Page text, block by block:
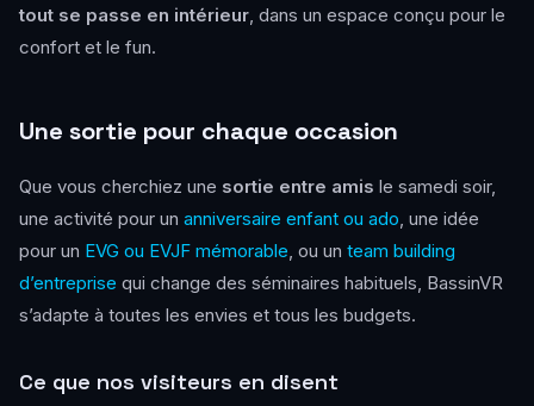
tout se passe en intérieur, dans un espace conçu pour le
confort et le fun.
Une sortie pour chaque occasion
Que vous cherchiez une sortie entre amis le samedi soir,
une activité pour un anniversaire enfant ou ado, une idée
pour un EVG ou EVJF mémorable, ou un team building
d’entreprise qui change des séminaires habituels, BassinVR
s’adapte à toutes les envies et tous les budgets.
Ce que nos visiteurs en disent